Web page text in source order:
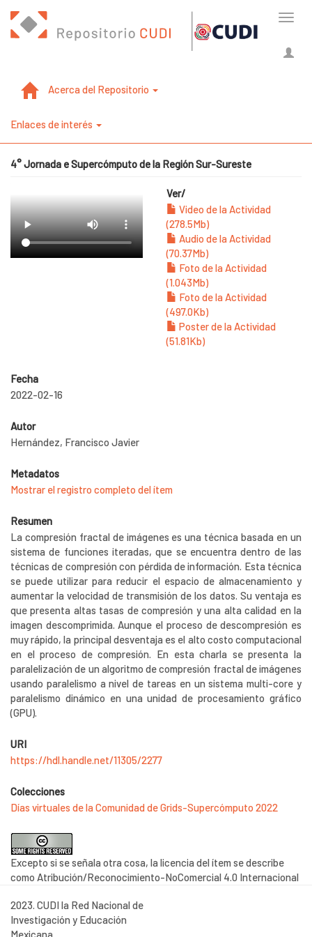
Acerca del Repositorio
Enlaces de interés
4° Jornada e Supercómputo de la Región Sur-Sureste
Ver/
Video de la Actividad
(278.5Mb)
Audio de la Actividad
(70.37Mb)
Foto de la Actividad
(1.043Mb)
Foto de la Actividad
(497.0Kb)
Poster de la Actividad
(51.81Kb)
Fecha
2022-02-16
Autor
Hernández, Francisco Javier
Metadatos
Mostrar el registro completo del ítem
Resumen
La compresión fractal de imágenes es una técnica basada en un
sistema de funciones iteradas, que se encuentra dentro de las
técnicas de compresión con pérdida de información. Esta técnica
se puede utilizar para reducir el espacio de almacenamiento y
aumentar la velocidad de transmisión de los datos. Su ventaja es
que presenta altas tasas de compresión y una alta calidad en la
imagen descomprimida. Aunque el proceso de descompresión es
muy rápido, la principal desventaja es el alto costo computacional
en el proceso de compresión. En esta charla se presenta la
paralelización de un algoritmo de compresión fractal de imágenes
usando paralelismo a nivel de tareas en un sistema multi-core y
paralelismo dinámico en una unidad de procesamiento gráfico
(GPU).
URI
https://hdl.handle.net/11305/2277
Colecciones
Días virtuales de la Comunidad de Grids-Supercómputo 2022
Excepto si se señala otra cosa, la licencia del ítem se describe
como Atribución/Reconocimiento-NoComercial 4.0 Internacional
2023. CUDI la Red Nacional de
Investigación y Educación
Mexicana.